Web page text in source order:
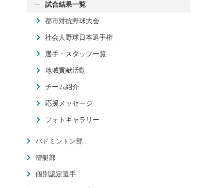
試合結果一覧
都市対抗野球大会
社会人野球日本選手権
選手・スタッフ一覧
地域貢献活動
チーム紹介
応援メッセージ
フォトギャラリー
バドミントン部
漕艇部
個別認定選手